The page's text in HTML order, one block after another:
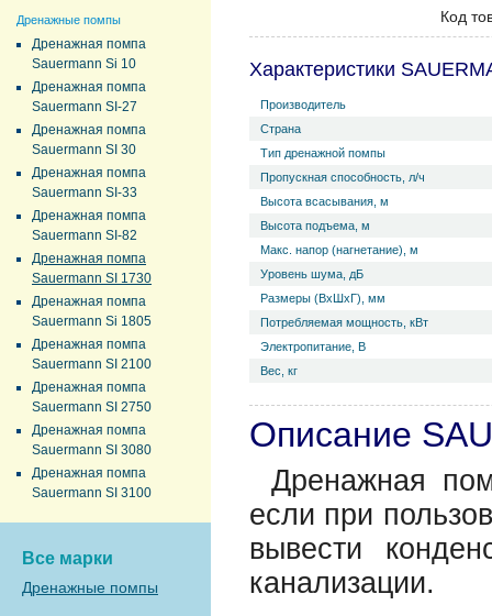
Дренажные помпы
Дренажная помпа
Sauermann Si 10
Дренажная помпа
Sauermann SI-27
Дренажная помпа
Sauermann SI 30
Дренажная помпа
Sauermann SI-33
Дренажная помпа
Sauermann SI-82
Дренажная помпа
Sauermann SI 1730
Дренажная помпа
Sauermann Si 1805
Дренажная помпа
Sauermann SI 2100
Дренажная помпа
Sauermann SI 2750
Дренажная помпа
Sauermann SI 3080
Дренажная помпа
Sauermann SI 3100
Все марки
Дренажные помпы
Код
Характеристики
Производитель
Страна
Тип дренажной помпы
Пропускная способность, л/ч
Высота всасывания, м
Высота подъема, м
Макс. напор (нагнетание), м
Уровень ш­ума, дБ
Размеры (ВхШхГ), мм
Потребляемая мощность, кВт
Электропитание, В
Вес, кг
Описание
Дренажная
если при
вывести
канализации.